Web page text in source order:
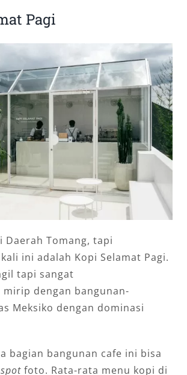
Pagi
Daerah Tomang, tapi
ini adalah Kopi Selamat Pagi.
tapi sangat
mirip dengan bangunan-
Meksiko dengan dominasi
bagian bangunan cafe ini bisa
spotfoto. Rata-rata menu kopi di